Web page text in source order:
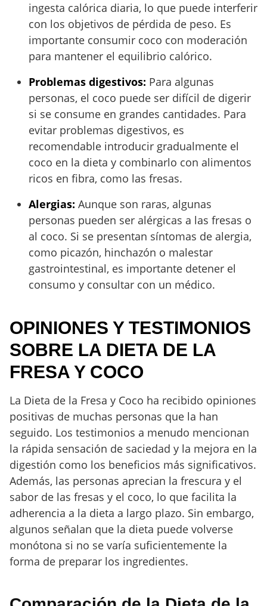
ingesta calórica diaria, lo que puede interferir
con los objetivos de pérdida de peso. Es
importante consumir coco con moderación
para mantener el equilibrio calórico.
Problemas digestivos: Para algunas
personas, el coco puede ser difícil de digerir
si se consume en grandes cantidades. Para
evitar problemas digestivos, es
recomendable introducir gradualmente el
coco en la dieta y combinarlo con alimentos
ricos en fibra, como las fresas.
Alergias: Aunque son raras, algunas
personas pueden ser alérgicas a las fresas o
al coco. Si se presentan síntomas de alergia,
como picazón, hinchazón o malestar
gastrointestinal, es importante detener el
consumo y consultar con un médico.
OPINIONES Y TESTIMONIOS
SOBRE LA DIETA DE LA
FRESA Y COCO
La Dieta de la Fresa y Coco ha recibido opiniones
positivas de muchas personas que la han
seguido. Los testimonios a menudo mencionan
la rápida sensación de saciedad y la mejora en la
digestión como los beneficios más significativos.
Además, las personas aprecian la frescura y el
sabor de las fresas y el coco, lo que facilita la
adherencia a la dieta a largo plazo. Sin embargo,
algunos señalan que la dieta puede volverse
monótona si no se varía suficientemente la
forma de preparar los ingredientes.